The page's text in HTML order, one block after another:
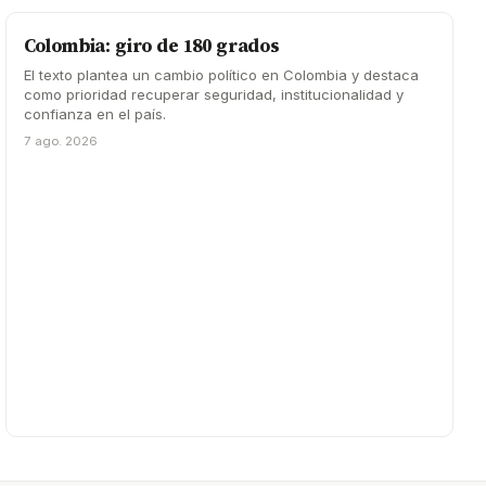
Colombia: giro de 180 grados
El texto plantea un cambio político en Colombia y destaca
como prioridad recuperar seguridad, institucionalidad y
confianza en el país.
7 ago. 2026